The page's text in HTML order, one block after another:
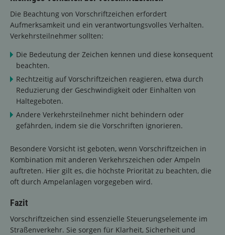
Die Beachtung von Vorschriftzeichen erfordert
Aufmerksamkeit und ein verantwortungsvolles Verhalten.
Verkehrsteilnehmer sollten:
Die Bedeutung der Zeichen kennen und diese konsequent
beachten.
Rechtzeitig auf Vorschriftzeichen reagieren, etwa durch
Reduzierung der Geschwindigkeit oder Einhalten von
Haltegeboten.
Andere Verkehrsteilnehmer nicht behindern oder
gefährden, indem sie die Vorschriften ignorieren.
Besondere Vorsicht ist geboten, wenn Vorschriftzeichen in
Kombination mit anderen Verkehrszeichen oder Ampeln
auftreten. Hier gilt es, die höchste Priorität zu beachten, die
oft durch Ampelanlagen vorgegeben wird.
Fazit
Vorschriftzeichen sind essenzielle Steuerungselemente im
Straßenverkehr. Sie sorgen für Klarheit, Sicherheit und